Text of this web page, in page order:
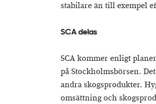
stabilare än till exempel
SCA delas
SCA kommer enligt
på Stockholmsbörsen.
andra skogsprodukter.
omsättning och